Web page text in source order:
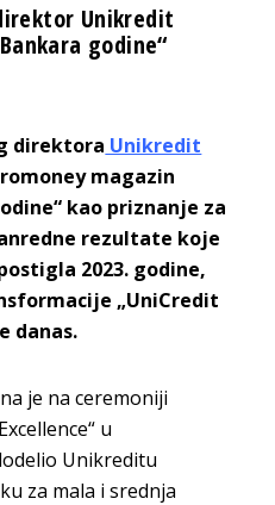
Unikredit
godine“
direktora Unikredit
magazin
kao priznanje za
rezultate koje
2023. godine,
„UniCredit
danas.
je na ceremoniji
u
Unikreditu
za mala i srednja